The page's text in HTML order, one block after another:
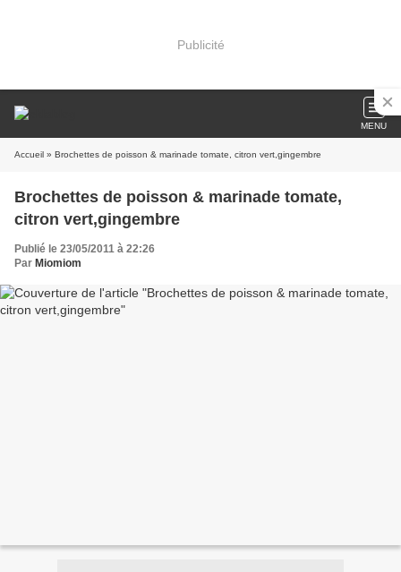
Publicité
MENU
Accueil » Brochettes de poisson & marinade tomate, citron vert,gingembre
Brochettes de poisson & marinade tomate,
citron vert,gingembre
Publié le 23/05/2011 à 22:26
Par Miomiom